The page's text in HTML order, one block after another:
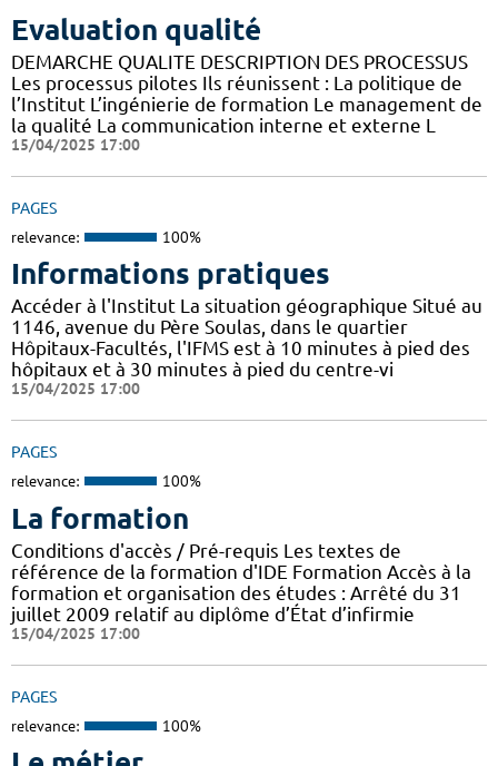
Evaluation qualité
DEMARCHE QUALITE DESCRIPTION DES PROCESSUS
Les processus pilotes Ils réunissent : La politique de
l’Institut L’ingénierie de formation Le management de
la qualité La communication interne et externe L
15/04/2025 17:00
PAGES
relevance: 100%
Informations pratiques
Accéder à l'Institut La situation géographique Situé au
1146, avenue du Père Soulas, dans le quartier
Hôpitaux-Facultés, l'IFMS est à 10 minutes à pied des
hôpitaux et à 30 minutes à pied du centre-vi
15/04/2025 17:00
PAGES
relevance: 100%
La formation
Conditions d'accès / Pré-requis Les textes de
référence de la formation d'IDE Formation Accès à la
formation et organisation des études : Arrêté du 31
juillet 2009 relatif au diplôme d’État d’infirmie
15/04/2025 17:00
PAGES
relevance: 100%